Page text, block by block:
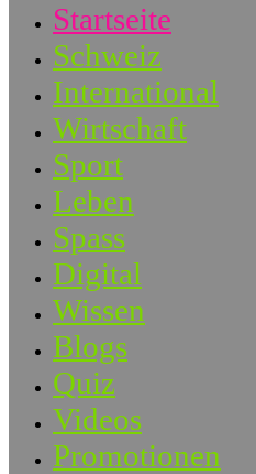
Startseite
Schweiz
International
Wirtschaft
Sport
Leben
Spass
Digital
Wissen
Blogs
Quiz
Videos
Promotionen